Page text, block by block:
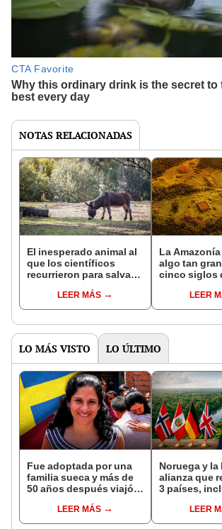
NOTAS RELACIONADAS
El inesperado animal al
que los científicos
recurrieron para salvar
reintroducción de un
asno salvaje está
en un paisaje con más
vida
LEER MÁS
La
algo tan
cinco siglos
encontrarlo:
podría
pasado
LEER
LO MÁS VISTO LO ÚLTIMO
Fue adoptada por una
familia sueca y más de
50 años después viajó a
sus raíces: "Encontré
esa parte faltante"
LEER MÁS
Noruega y
alianza que
3 países,
Amazonía al
LEER